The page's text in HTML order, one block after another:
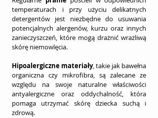
temperaturach i przy użyciu delikatnych
detergentów jest niezbędne do usuwania
potencjalnych alergenów, kurzu oraz innych
zanieczyszczeń, które mogą drażnić wrażliwą
skórę niemowlęcia.
Hipoalergiczne materiały, takie jak bawełna
organiczna czy mikrofibra, są zalecane ze
względu na swoje naturalne właściwości
antyalergiczne oraz oddychalność, która
pomaga utrzymać skórę dziecka suchą i
zdrową.